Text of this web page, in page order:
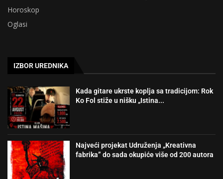
Horoskop
Oglasi
IZBOR UREDNIKA
Kada gitare ukrste koplja sa tradicijom: Rok
Ko Fol stiže u nišku „Istina...
Najveći projekat Udruženja „Kreativna
fabrika” do sada okupiće više od 200 autora